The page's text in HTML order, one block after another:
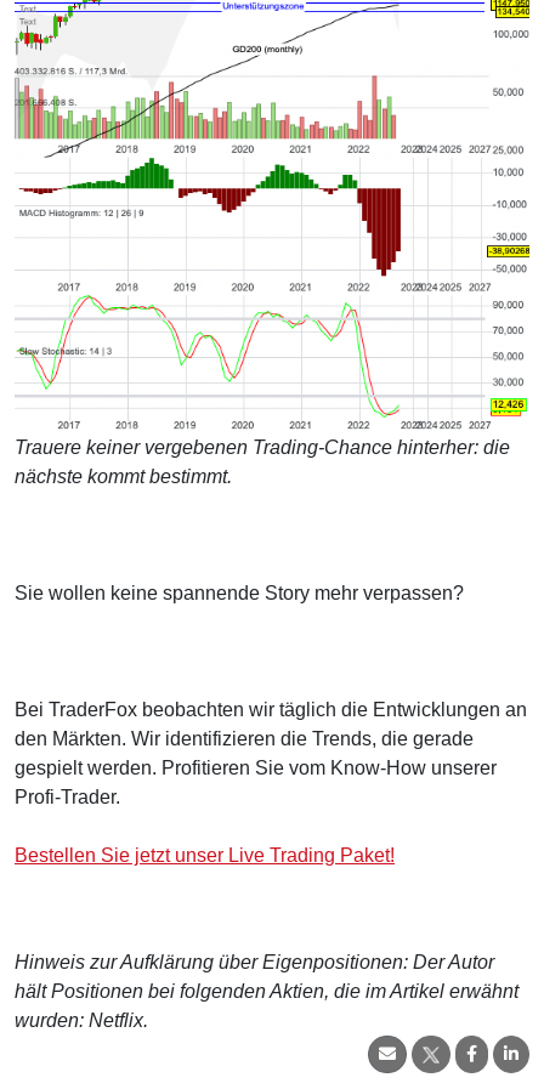
Trauere keiner vergebenen Trading-Chance hinterher: die
nächste kommt bestimmt.
Sie wollen keine spannende Story mehr verpassen?
Bei TraderFox beobachten wir täglich die Entwicklungen an
den Märkten. Wir identifizieren die Trends, die gerade
gespielt werden. Profitieren Sie vom Know-How unserer
Profi-Trader.
Bestellen Sie jetzt unser Live Trading Paket!
Hinweis zur Aufklärung über Eigenpositionen: Der Autor
hält Positionen bei folgenden Aktien, die im Artikel erwähnt
wurden: Netflix.